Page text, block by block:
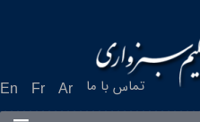
En Fr Ar تماس با ما